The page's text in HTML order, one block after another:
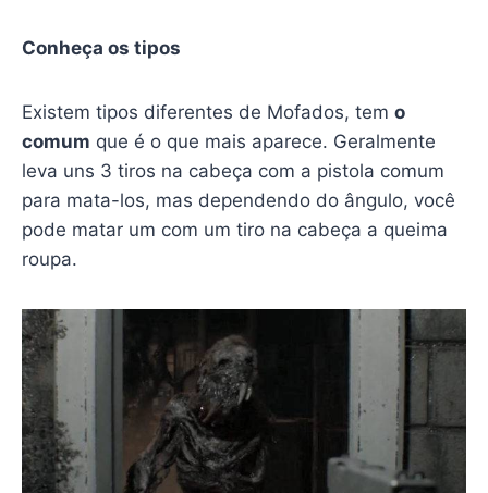
Conheça os tipos
Existem tipos diferentes de Mofados, tem o
comum que é o que mais aparece. Geralmente
leva uns 3 tiros na cabeça com a pistola comum
para mata-los, mas dependendo do ângulo, você
pode matar um com um tiro na cabeça a queima
roupa.